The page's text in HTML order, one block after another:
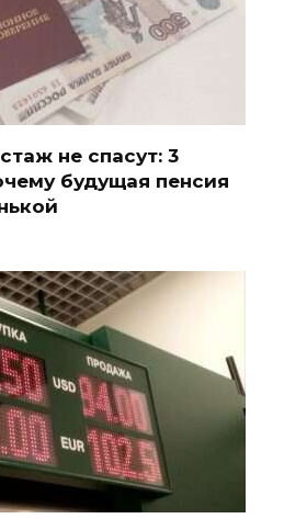
не спасут: 3
будущая пенсия